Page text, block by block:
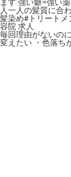
毎回理由がないの
変えたい ・色落ち